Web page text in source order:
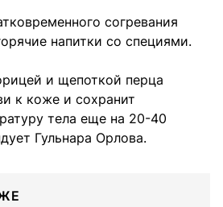
согревания
напитки со специями.
и щепоткой перца
к коже и сохранит
тела еще на 20-40
Гульнара Орлова.